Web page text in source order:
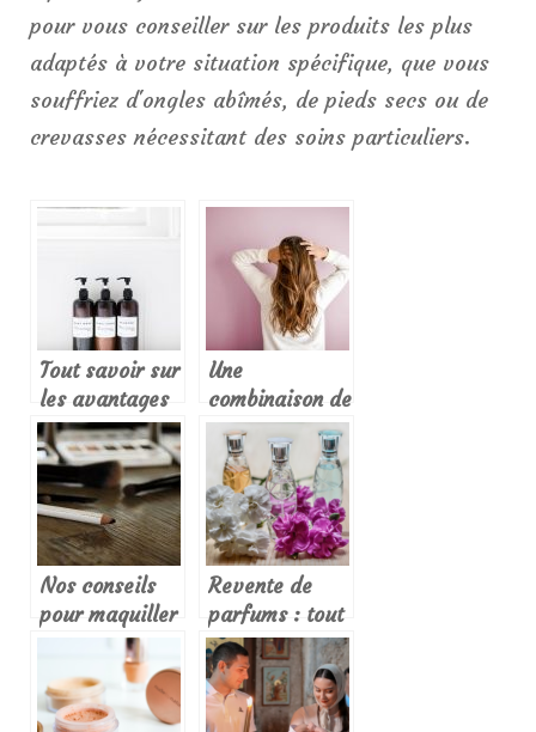
pour vous conseiller sur les produits les plus
adaptés à votre situation spécifique, que vous
souffriez d'ongles abîmés, de pieds secs ou de
crevasses nécessitant des soins particuliers.
Tout savoir sur
les avantages
du shampoing
solide.
Une
combinaison de
brune et blone,
la bronde
devient une
coloration de
cheveux
tendance
Nos conseils
pour maquiller
les yeux avec
un crayon
Revente de
parfums : tout
ce qu’il faut
savoir